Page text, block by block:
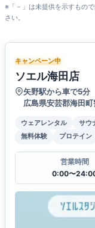
※「－」は未提供を示すもの
さい。
キャンペーン中
ソエル海田店
矢野駅から車で5分
広島県安芸郡海田
ウェアレンタル サウ
無料体験
プロテイン
営業時間
0:00〜